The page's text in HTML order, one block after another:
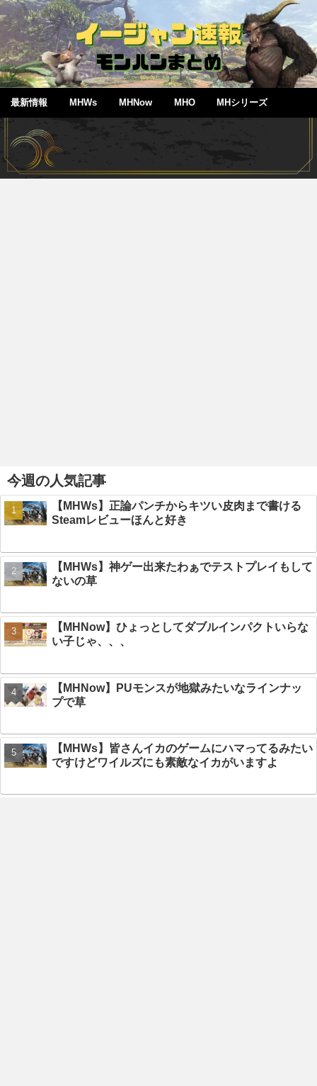
最新情報 MHWs MHNow MHO MHシリーズ
今週の人気記事
【MHWs】正論パンチからキツい皮肉まで書ける
Steamレビューほんと好き
【MHWs】神ゲー出来たわぁでテストプレイもして
ないの草
【MHNow】ひょっとしてダブルインパクトいらな
い子じゃ、、、
【MHNow】PUモンスが地獄みたいなラインナッ
プで草
【MHWs】皆さんイカのゲームにハマってるみたい
ですけどワイルズにも素敵なイカがいますよ